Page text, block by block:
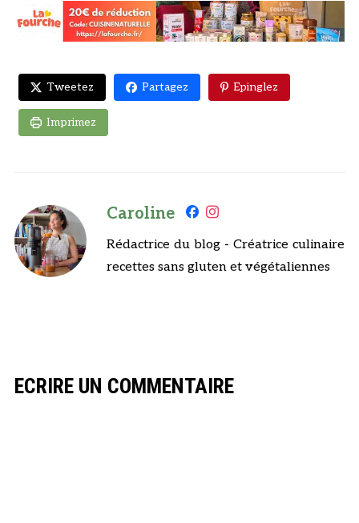
Tweetez Partagez Epinglez
Imprimez
Caroline
Rédactrice du blog - Créatrice culinaire
recettes sans gluten et végétaliennes
ECRIRE UN COMMENTAIRE